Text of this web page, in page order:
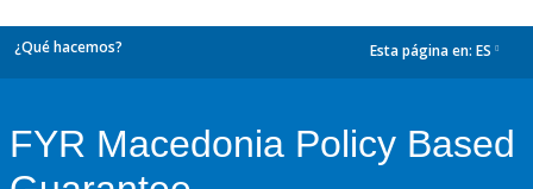
¿Qué hacemos? Esta página en: ES
FYR Macedonia Policy Based